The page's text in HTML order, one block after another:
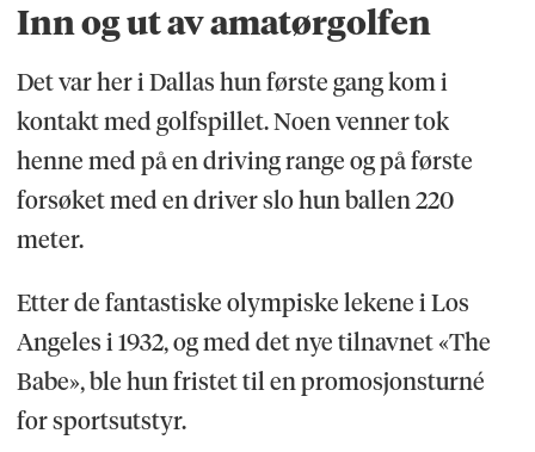
Inn og ut av amatørgolfen
Det var her i Dallas hun første gang kom i
kontakt med golfspillet. Noen venner tok
henne med på en driving range og på første
forsøket med en driver slo hun ballen 220
meter.
Etter de fantastiske olympiske lekene i Los
Angeles i 1932, og med det nye tilnavnet «The
Babe», ble hun fristet til en promosjonsturné
for sportsutstyr.